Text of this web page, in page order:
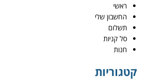
ראשי
החשבון שלי
תשלום
סל קניות
חנות
קטגוריות